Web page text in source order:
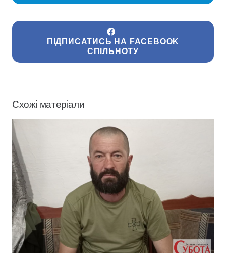
ПІДПИСАТИСЬ НА FACEBOOK
СПІЛЬНОТУ
Схожі матеріали